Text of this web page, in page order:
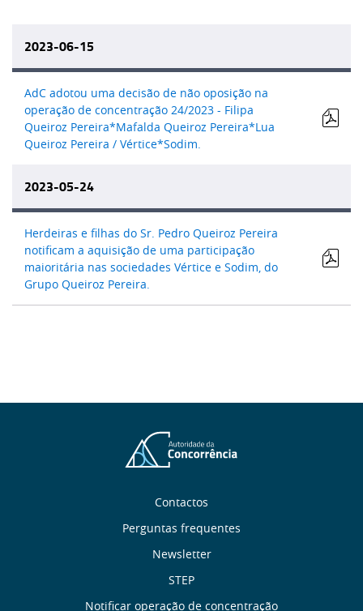
2023-06-15
AdC adotou uma decisão de não oposição na
operação de concentração 24/2023 - Filipa
Queiroz Pereira*Mafalda Queiroz Pereira*Lua
Queiroz Pereira / Vértice*Sodim.
2023-05-24
Herdeiras e filhas do Sr. Pedro Queiroz Pereira
notificam a aquisição de uma participação
maioritária nas sociedades Vértice e Sodim, do
Grupo Queiroz Pereira.
Contactos
Perguntas frequentes
Newsletter
STEP
Notificar operação de concentração